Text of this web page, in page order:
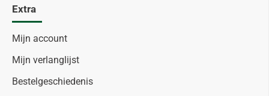
Extra
Mijn account
Mijn verlanglijst
Bestelgeschiedenis